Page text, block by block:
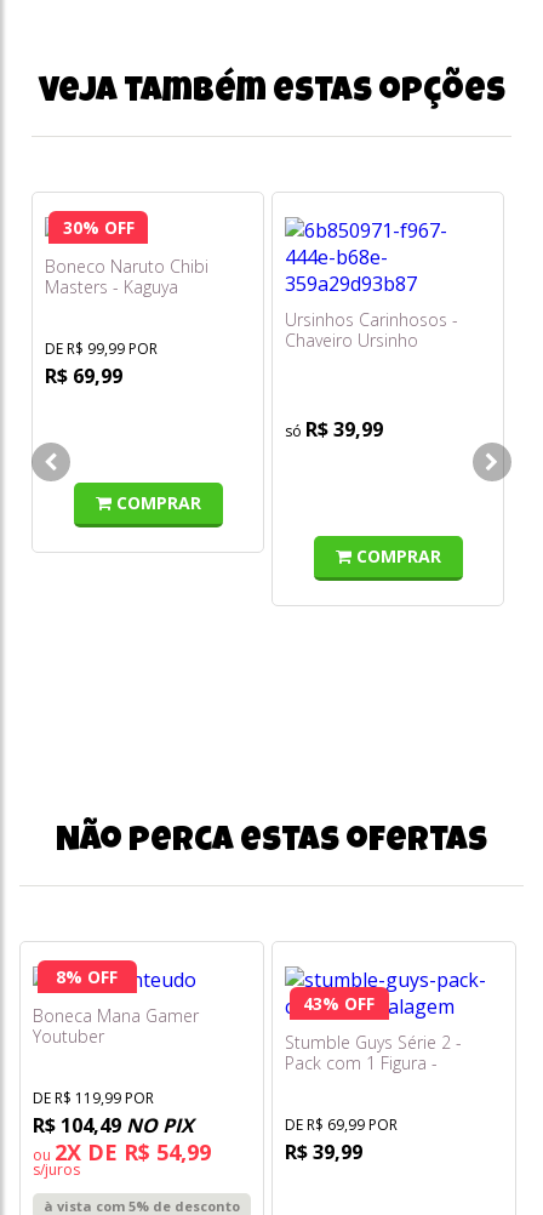
Veja também estas opções
30% OFF
Boneco Naruto Chibi
Masters - Kaguya
DE R$ 99,99 POR
R$ 69,99
COMPRAR
Ursinhos Carinhosos -
Chaveiro Ursinho
R$ 39,99
COMPRAR
Não perca estas ofertas
8% OFF
Boneca Mana Gamer
Youtuber
DE R$ 119,99 POR
R$ 104,49 NO PIX
ou 2X DE R$ 54,99
s/juros
à vista com 5% de desconto
43% OFF
Stumble Guys Série 2 -
Pack com 1 Figura -
DE R$ 69,99 POR
R$ 39,99